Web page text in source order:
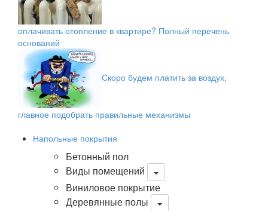
оплачивать отопление в квартире? Полный перечень
оснований
Скоро будем платить за воздух,
главное подобрать правильные механизмы
Напольные покрытия
Бетонный пол
Виды помещений
Виниловое покрытие
Деревянные полы